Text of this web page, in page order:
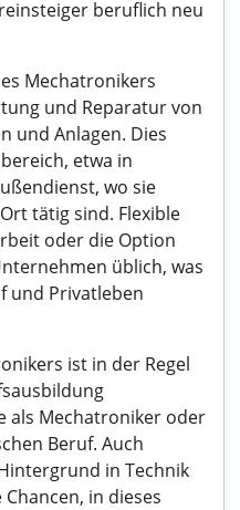
beruflich neu
Mechatronikers
und Reparatur von
und Anlagen. Dies
etwa in
wo sie
tätig sind. Flexible
oder die Option
üblich, was
und Privatleben
ist in der Regel
als Mechatroniker oder
Beruf. Auch
in Technik
in dieses